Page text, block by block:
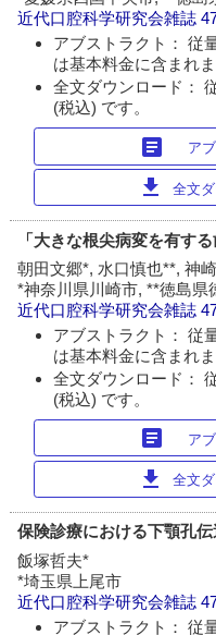
近代口腔科学研究会雑誌
アブストラクト： 従
は基本料金に含まれま
全文ダウンロード：
(税込) です。
article ア
download 全文
「大きな根尖病変を有す
朝田文郷*, 水口慎也**, 神
*神奈川県川崎市, **徳島県
近代口腔科学研究会雑誌
アブストラクト： 従
は基本料金に含まれま
全文ダウンロード：
(税込) です。
article ア
download 全文
保険診療における下顎孔
飯塚哲夫*
*埼玉県上尾市
近代口腔科学研究会雑誌
アブストラクト： 従